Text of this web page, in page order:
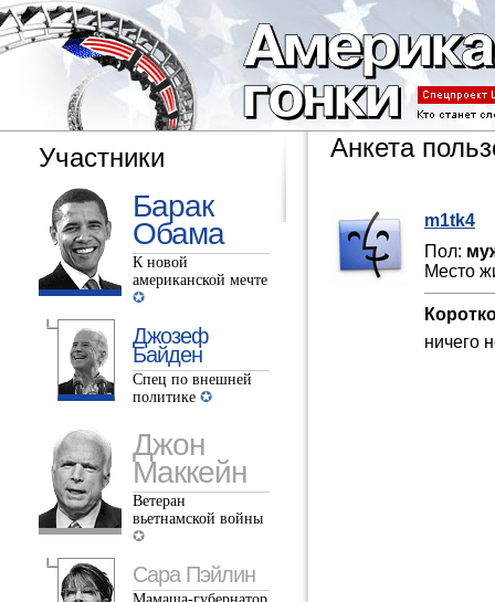
Участники
Барак
Обама
К новой
американской мечте
Джозеф
Байден
Спец по внешней
политике
Джон
Маккейн
Ветеран
вьетнамской войны
Сара Пэйлин
Анкета
m1tk4
Пол:
Место
ничего